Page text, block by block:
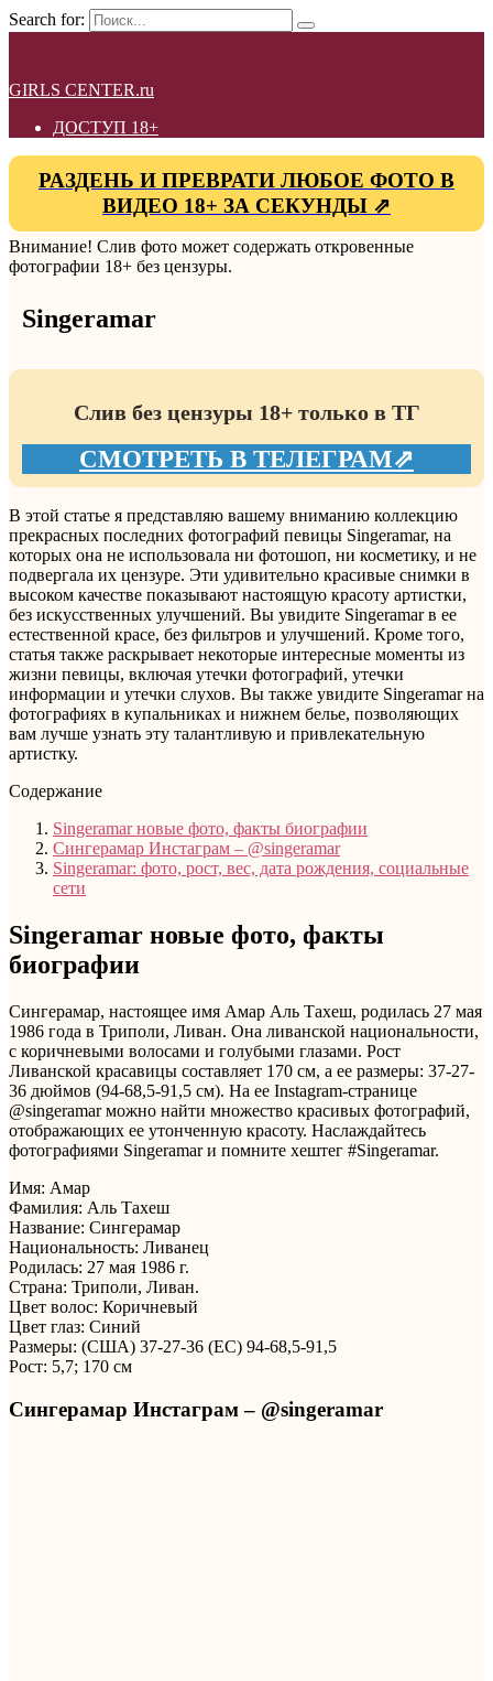
Search for:
GIRLS CENTER.ru
ДОСТУП 18+
РАЗДЕНЬ И ПРЕВРАТИ ЛЮБОЕ ФОТО В
ВИДЕО 18+ ЗА СЕКУНДЫ ⇗
Внимание! Слив фото может содержать откровенные
фотографии 18+ без цензуры.
Singeramar
Слив без цензуры 18+ только в ТГ
СМОТРЕТЬ В ТЕЛЕГРАМ⇗
В этой статье я представляю вашему вниманию коллекцию
прекрасных последних фотографий певицы Singeramar, на
которых она не использовала ни фотошоп, ни косметику, и не
подвергала их цензуре. Эти удивительно красивые снимки в
высоком качестве показывают настоящую красоту артистки,
без искусственных улучшений. Вы увидите Singeramar в ее
естественной красе, без фильтров и улучшений. Кроме того,
статья также раскрывает некоторые интересные моменты из
жизни певицы, включая утечки фотографий, утечки
информации и утечки слухов. Вы также увидите Singeramar на
фотографиях в купальниках и нижнем белье, позволяющих
вам лучше узнать эту талантливую и привлекательную
артистку.
Содержание
Singeramar новые фото, факты биографии
Сингерамар Инстаграм – @singeramar
Singeramar: фото, рост, вес, дата рождения, социальные
сети
Singeramar новые фото, факты
биографии
Сингерамар, настоящее имя Амар Аль Тахеш, родилась 27 мая
1986 года в Триполи, Ливан. Она ливанской национальности,
с коричневыми волосами и голубыми глазами. Рост
Ливанской красавицы составляет 170 см, а ее размеры: 37-27-
36 дюймов (94-68,5-91,5 см). На ее Instagram-странице
@singeramar можно найти множество красивых фотографий,
отображающих ее утонченную красоту. Наслаждайтесь
фотографиями Singeramar и помните хештег #Singeramar.
Имя: Амар
Фамилия: Аль Тахеш
Название: Сингерамар
Национальность: Ливанец
Родилась: 27 мая 1986 г.
Страна: Триполи, Ливан.
Цвет волос: Коричневый
Цвет глаз: Синий
Размеры: (США) 37-27-36 (ЕС) 94-68,5-91,5
Рост: 5,7; 170 см
Сингерамар Инстаграм – @singeramar